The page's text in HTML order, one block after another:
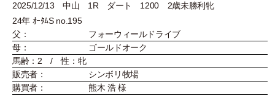
2025/12/13 中山 1R ダート 1200 2歳未勝利牝
24年 ｵｰﾀﾑS no.195
父：
フォーウィールドライブ
母：
ゴールドオーク
馬齢：2 / 性：牝
販売者：
シンボリ牧場
購買者：
熊木 浩 様